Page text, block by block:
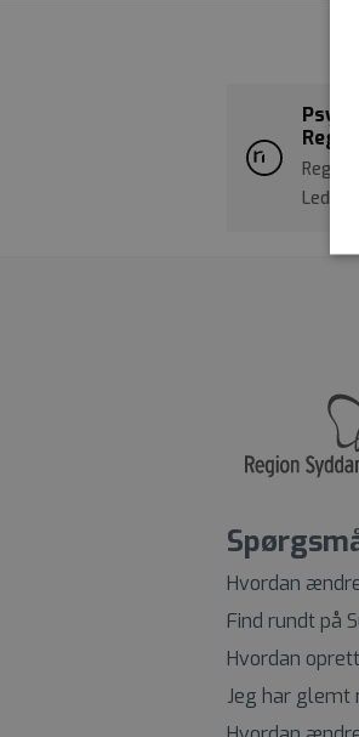
Hvordan
Find rundt på
Hvordan
Jeg har glemt